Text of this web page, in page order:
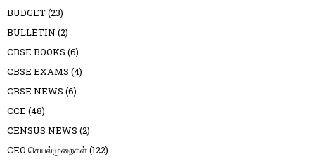
BUDGET(23)
BULLETIN (2)
CBSE BOOKS (6)
CBSE EXAMS (4)
CBSE NEWS (6)
CCE (48)
CENSUS NEWS (2)
CEO செயல்முறைகள்(122)